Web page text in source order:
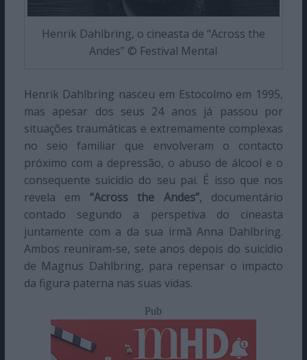
Henrik Dahlbring, o cineasta de “Across the
Andes” © Festival Mental
Henrik Dahlbring nasceu em Estocolmo em 1995,
mas apesar dos seus 24 anos já passou por
situações traumáticas e extremamente complexas
no seio familiar que envolveram o contacto
próximo com a depressão, o abuso de álcool e o
consequente suicídio do seu pai. É isso que nos
revela em “Across the Andes”, documentário
contado segundo a perspetiva do cineasta
juntamente com a da sua irmã Anna Dahlbring.
Ambos reuniram-se, sete anos depois do suicídio
de Magnus Dahlbring, para repensar o impacto
da figura paterna nas suas vidas.
Pub